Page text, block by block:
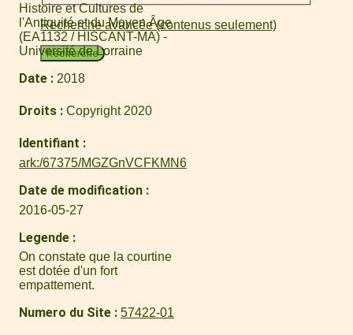
Recherche avancée (contenus seulement)
Recherche
Histoire et Cultures de
l'Antiquité et du Moyen Âge
(EA1132 / HISCANT-MA) -
Université de Lorraine
Date 2018
Droits Copyright 2020
Identifiant
ark:/67375/MGZGnVCFKMN6
Date de modification
2016-05-27
Legende
On constate que la courtine
est dotée d'un fort
empattement.
Numero du Site 57422-01